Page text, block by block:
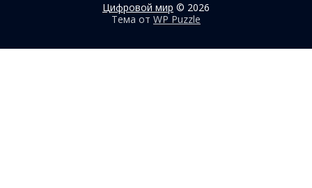
Цифровой мир © 2026
Тема от WP Puzzle